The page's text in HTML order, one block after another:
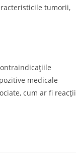
tumorii,
medicale
cum ar fi reacții